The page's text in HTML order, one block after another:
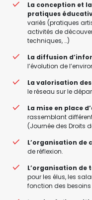
La conception et
pratiques
variés (pratiques
activités de
techniques, …)
La diffusion
l’évolution de
La valorisation
le réseau sur le
La mise en place
rassemblant
(Journée des Droits
L’organisation de
de réflexion.
L’organisation de
pour les élus, les
fonction des besoins